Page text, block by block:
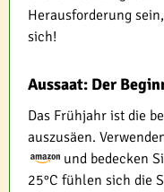
Herausforderung
sich!
Aussaat: Der
Das Frühjahr ist die
auszusäen.
und bedecken
25°C fühlen sich die